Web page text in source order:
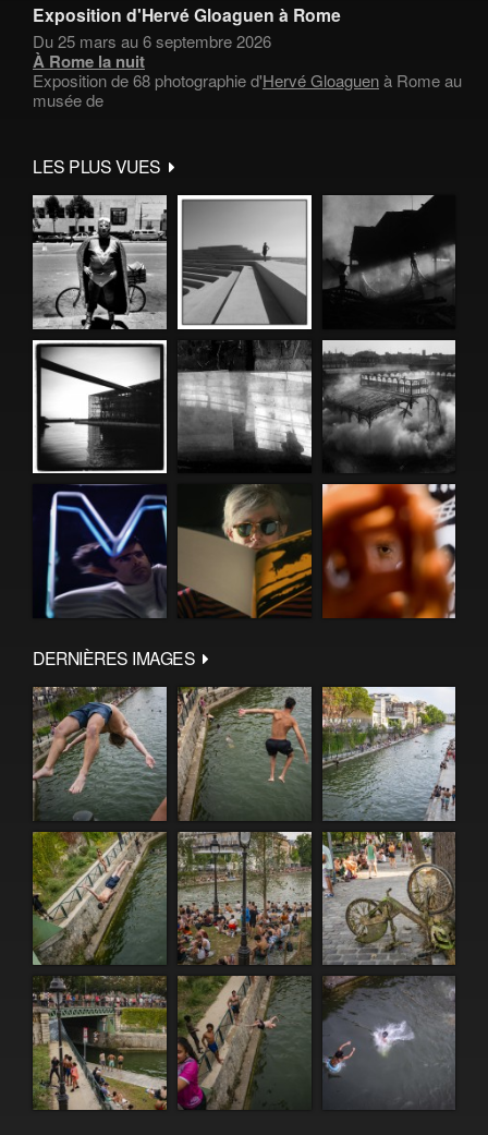
Exposition d'Hervé Gloaguen à Rome
Du 25 mars au 6 septembre 2026
À Rome la nuit
Exposition de 68 photographie d'Hervé Gloaguenà Rome au
musée de
LES PLUS VUES
DERNIÈRES IMAGES